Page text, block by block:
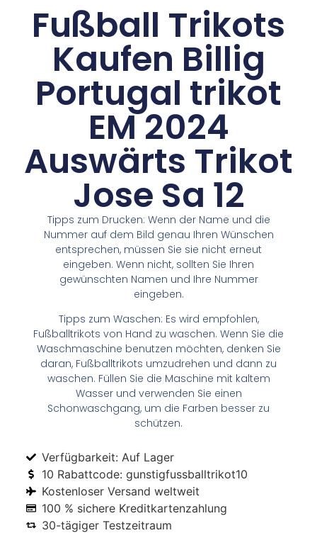
Fußball Trikots
Kaufen Billig
Portugal trikot
EM 2024
Auswärts Trikot
Jose Sa 12
Tipps zum Drucken: Wenn der Name und die
Nummer auf dem Bild genau Ihren Wünschen
entsprechen, müssen Sie sie nicht erneut
eingeben. Wenn nicht, sollten Sie Ihren
gewünschten Namen und Ihre Nummer
eingeben.
Tipps zum Waschen: Es wird empfohlen,
Fußballtrikots von Hand zu waschen. Wenn Sie die
Waschmaschine benutzen möchten, denken Sie
daran, Fußballtrikots umzudrehen und dann zu
waschen. Füllen Sie die Maschine mit kaltem
Wasser und verwenden Sie einen
Schonwaschgang, um die Farben besser zu
schützen.
Verfügbarkeit: Auf Lager
10 Rabattcode: gunstigfussballtrikot10
Kostenloser Versand weltweit
100 % sichere Kreditkartenzahlung
30-tägiger Testzeitraum